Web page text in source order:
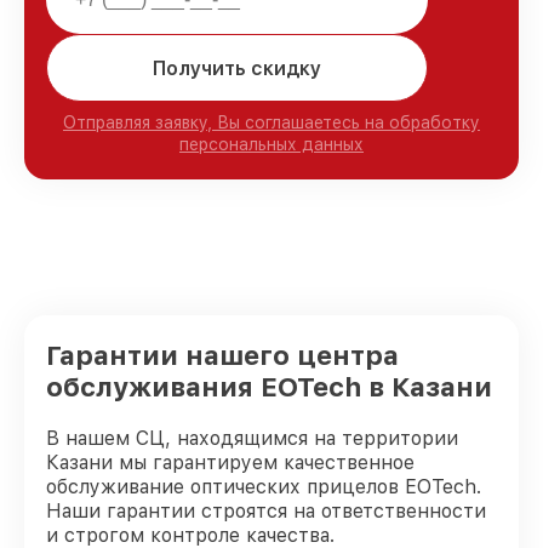
Получить скидку
Отправляя заявку, Вы соглашаетесь на обработку
персональных данных
Гарантии нашего центра
обслуживания EOTech в Казани
В нашем СЦ, находящимся на территории
Казани мы гарантируем качественное
обслуживание оптических прицелов EOTech.
Наши гарантии строятся на ответственности
и строгом контроле качества.